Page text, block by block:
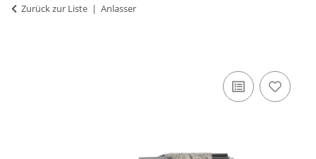
Zurück zur Liste Anlasser